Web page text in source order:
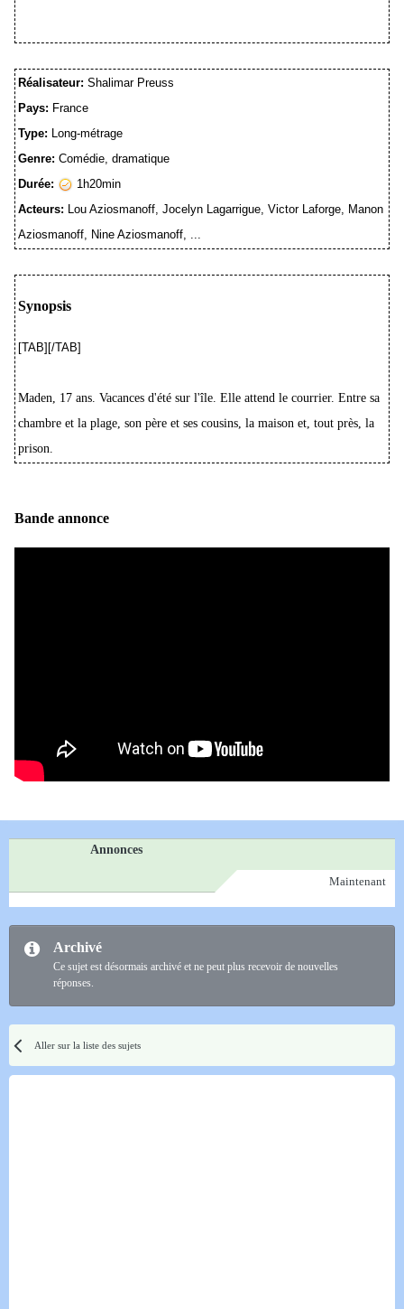
Réalisateur: Shalimar Preuss
Pays: France
Type: Long-métrage
Genre: Comédie, dramatique
Durée:
1h20min
Acteurs: Lou Aziosmanoff, Jocelyn Lagarrigue, Victor Laforge, Manon
Aziosmanoff, Nine Aziosmanoff, ...
Synopsis
[TAB][/TAB]
Maden, 17 ans. Vacances d'été sur l'île. Elle attend le courrier. Entre sa
chambre et la plage, son père et ses cousins, la maison et, tout près, la
prison.
Bande annonce
Annonces
Maintenant
Archivé
Ce sujet est désormais archivé et ne peut plus recevoir de nouvelles
réponses.
Aller sur la liste des sujets